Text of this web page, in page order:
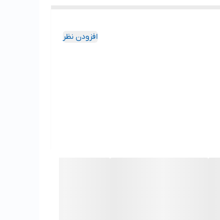
افزودن نظر